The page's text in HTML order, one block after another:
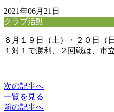
2021年06月21日
クラブ活動
６月１９日（土）・２０日（
１対１で勝利、２回戦は、市
次の記事へ
一覧を見る
前の記事へ